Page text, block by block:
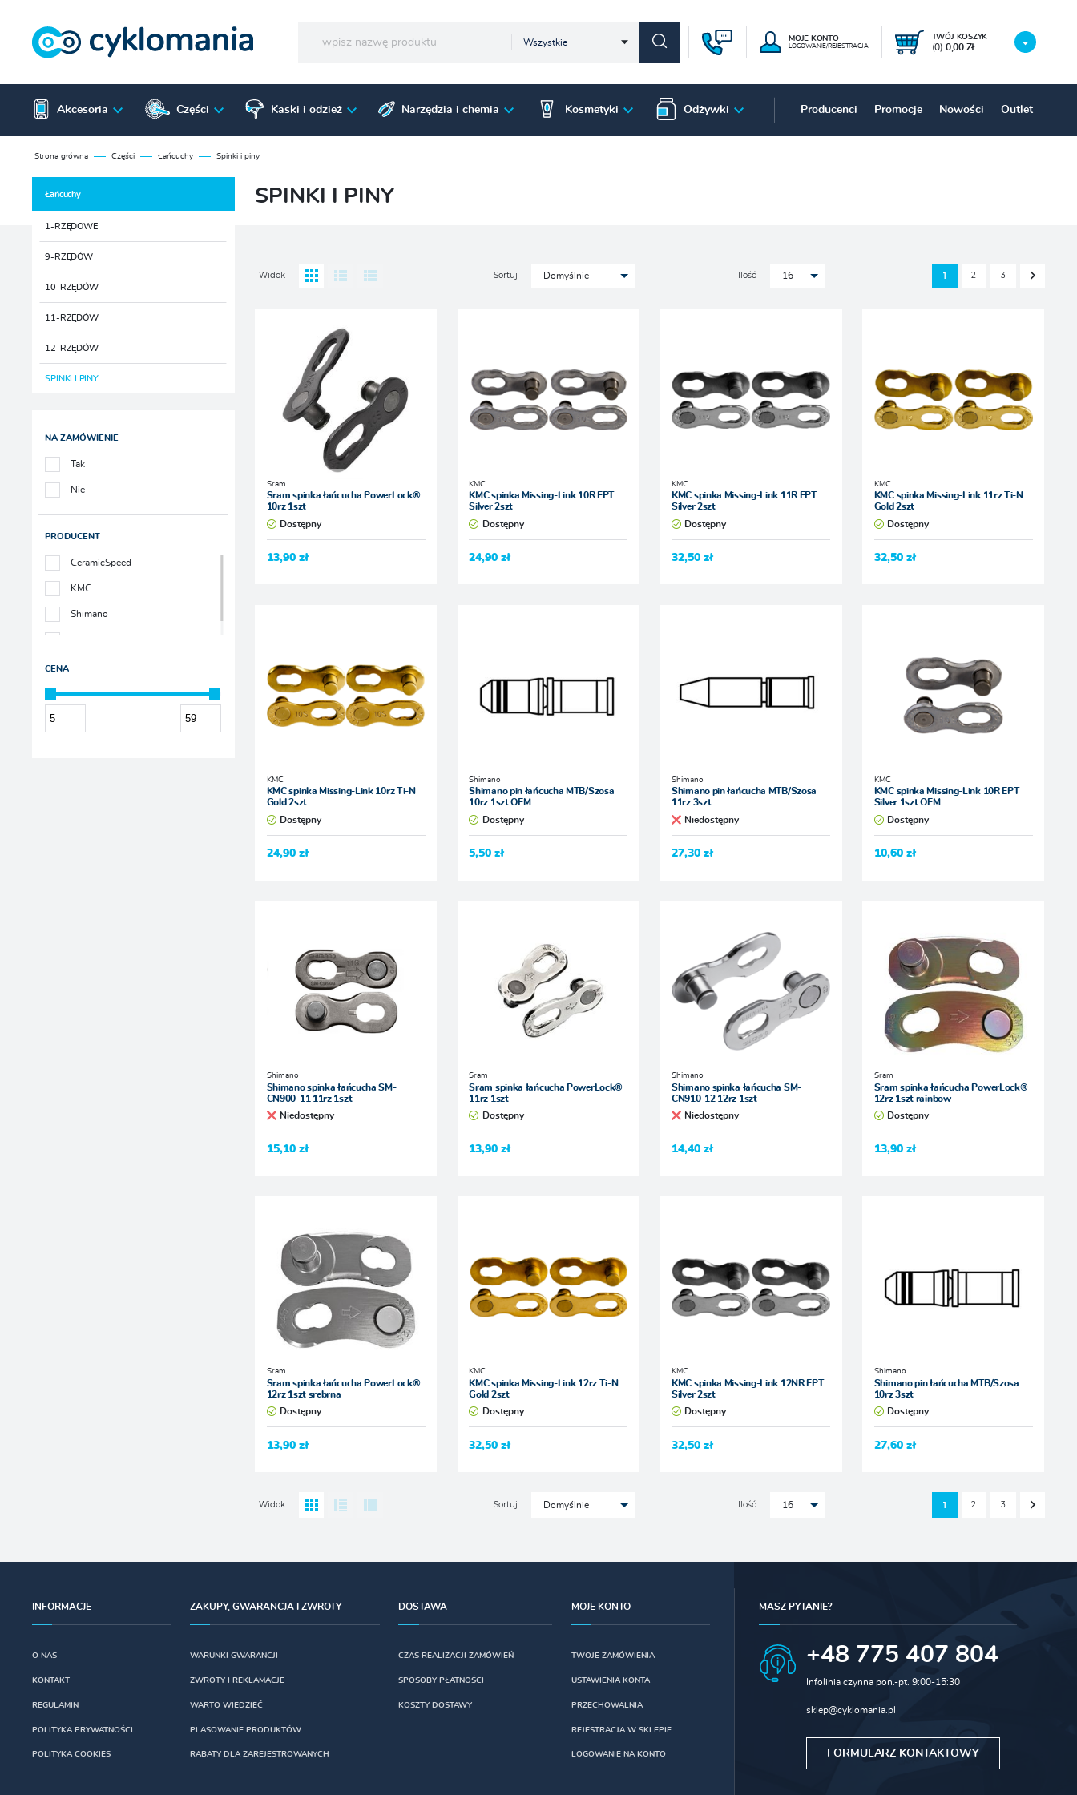
Wszystkie MOJE KONTO
LOGOWANIE/REJESTRACJA
TWÓJ KOSZYK
(0) 0,00 ZŁ
Akcesoria Części Kaski i odzież Narzędzia i chemia Kosmetyki Odżywki Producenci Promocje Nowości Outlet
Strona główna Części Łańcuchy Spinki i piny
Łańcuchy
1-RZĘDOWE
9-RZĘDÓW
10-RZĘDÓW
11-RZĘDÓW
12-RZĘDÓW
SPINKI I PINY
NA ZAMÓWIENIE
Tak
Nie
PRODUCENT
CeramicSpeed
KMC
Shimano
CENA
SPINKI I PINY
Widok Sortuj Domyślnie Ilość 16 1 2 3
Sram
Sram spinka łańcucha PowerLock®
10rz 1szt
Dostępny
13,90 zł
KMC
KMC spinka Missing-Link 10R EPT
Silver 2szt
Dostępny
24,90 zł
KMC
KMC spinka Missing-Link 11R EPT
Silver 2szt
Dostępny
32,50 zł
KMC
KMC spinka Missing-Link 11rz Ti-N
Gold 2szt
Dostępny
32,50 zł
KMC
KMC spinka Missing-Link 10rz Ti-N
Gold 2szt
Dostępny
24,90 zł
Shimano
Shimano pin łańcucha MTB/Szosa
10rz 1szt OEM
Dostępny
5,50 zł
Shimano
Shimano pin łańcucha MTB/Szosa
11rz 3szt
Niedostępny
27,30 zł
KMC
KMC spinka Missing-Link 10R EPT
Silver 1szt OEM
Dostępny
10,60 zł
Shimano
Shimano spinka łańcucha SM-
CN900-11 11rz 1szt
Niedostępny
15,10 zł
Sram
Sram spinka łańcucha PowerLock®
11rz 1szt
Dostępny
13,90 zł
Shimano
Shimano spinka łańcucha SM-
CN910-12 12rz 1szt
Niedostępny
14,40 zł
Sram
Sram spinka łańcucha PowerLock®
12rz 1szt rainbow
Dostępny
13,90 zł
Sram
Sram spinka łańcucha PowerLock®
12rz 1szt srebrna
Dostępny
13,90 zł
KMC
KMC spinka Missing-Link 12rz Ti-N
Gold 2szt
Dostępny
32,50 zł
KMC
KMC spinka Missing-Link 12NR EPT
Silver 2szt
Dostępny
32,50 zł
Shimano
Shimano pin łańcucha MTB/Szosa
10rz 3szt
Dostępny
27,60 zł
Widok Sortuj Domyślnie Ilość 16 1 2 3
INFORMACJE
O NAS
KONTAKT
REGULAMIN
POLITYKA PRYWATNOŚCI
POLITYKA COOKIES
ZAKUPY, GWARANCJA I ZWROTY
WARUNKI GWARANCJI
ZWROTY I REKLAMACJE
WARTO WIEDZIEĆ
PLASOWANIE PRODUKTÓW
RABATY DLA ZAREJESTROWANYCH
DOSTAWA
CZAS REALIZACJI ZAMÓWIEŃ
SPOSOBY PŁATNOŚCI
KOSZTY DOSTAWY
MOJE KONTO
TWOJE ZAMÓWIENIA
USTAWIENIA KONTA
PRZECHOWALNIA
REJESTRACJA W SKLEPIE
LOGOWANIE NA KONTO
MASZ PYTANIE?
+48 775 407 804
Infolinia czynna pon.-pt. 9:00-15:30
sklep@cyklomania.pl
FORMULARZ KONTAKTOWY